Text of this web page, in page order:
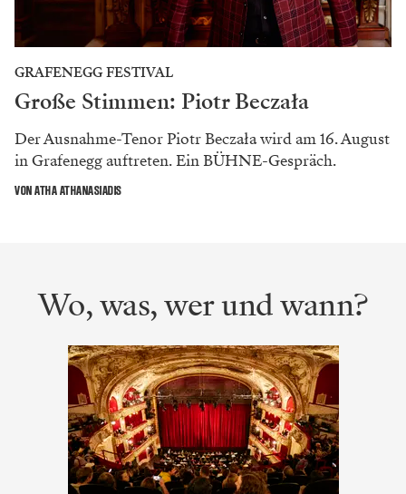
GRAFENEGG FESTIVAL
Große Stimmen: Piotr Beczała
Der Ausnahme-Tenor Piotr Beczała wird am 16. August
in Grafenegg auftreten. Ein BÜHNE-Gespräch.
VON ATHA ATHANASIADIS
Wo, was, wer und wann?